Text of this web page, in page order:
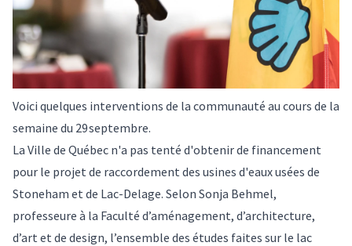
Voici quelques interventions de la communauté au cours de la
semaine du 29septembre.
La Ville de Québec n'a pas tenté d'obtenir de financement
pour le projet de raccordement des usines d'eaux usées de
Stoneham et de Lac-Delage. Selon Sonja Behmel,
professeure à la Faculté d’aménagement, d’architecture,
d’art et de design, l’ensemble des études faites sur le lac